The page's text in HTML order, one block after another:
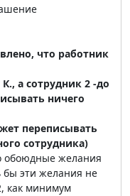
что работник
а сотрудник 2 -до
ничего
переписывать
сотрудника)
обоюдные желания
бы эти желания не
как минимум